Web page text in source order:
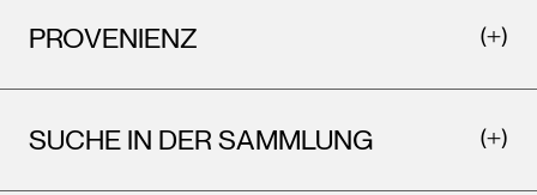
PROVENIENZ
SUCHE IN DER SAMMLUNG